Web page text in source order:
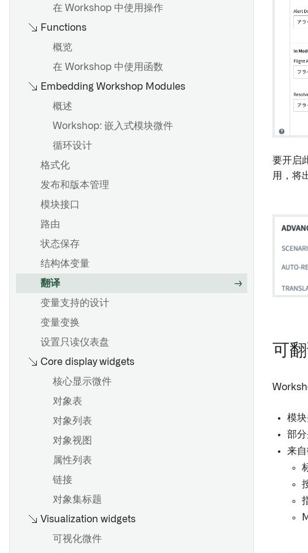
在 Workshop 中使用操作
Functions
概览
在 Workshop 中使用函数
Embedding Workshop Modules
概述
Workshop: 嵌入式模块微件
循环设计
格式化
发布和版本管理
模块接口
路由
状态保存
结构体变量
翻译
变量支持的设计
变量变换
设置只读仪表盘
Core display widgets
核心显示微件
对象表
对象列表
对象视图
属性列表
链接
对象集标题
Visualization widgets
可视化微件
要开启
用，将
可
模
部
来自